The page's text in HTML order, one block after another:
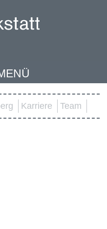
Karriere Team